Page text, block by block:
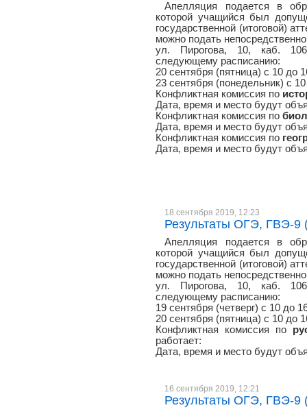
Апелляция подается в
которой учащийся был
государственной (итоговой)
можно подать
ул. Пирогова, 10, каб.
следующему расписанию:
20 сентября (пятница) с 10 до
23 сентября (понедельник) с
Конфликтная комиссия по
Дата, время и место будут
Конфликтная комиссия по
Дата, время и место будут
Конфликтная комиссия по
Дата, время и место будут
18 сентября 2019, 12:23
Результаты ОГЭ, ГВЭ-9
Апелляция подается в
которой учащийся был
государственной (итоговой)
можно подать
ул. Пирогова, 10, каб.
следующему расписанию:
19 сентября (четверг) с 10 до
20 сентября (пятница) с 10 до
Конфликтная комиссия по
работает:
Дата, время и место будут
16 сентября 2019, 12:21
Результаты ОГЭ, ГВЭ-9